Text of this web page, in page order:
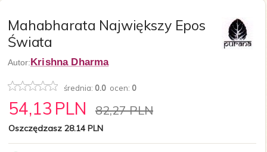
Mahabharata Największy Epos
Świata
Autor:Krishna Dharma
średnia: 0.0 ocen: 0
54,13 PLN 82,27 PLN
Oszczędzasz 28.14 PLN